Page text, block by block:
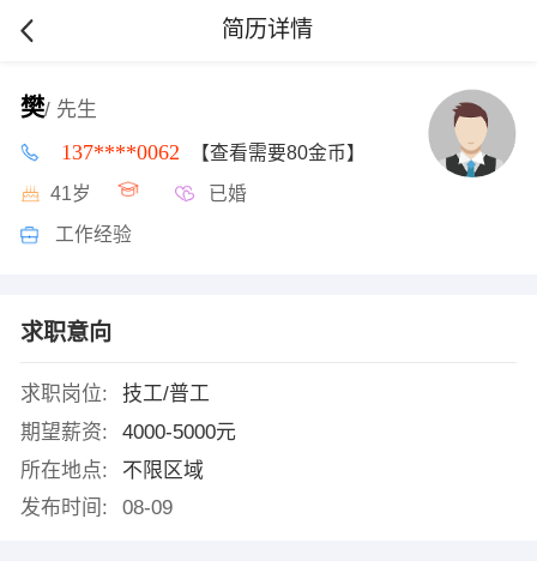
简历详情
樊/ 先生
137****0062 【查看需要80金币】
41岁 已婚
工作经验
求职意向
求职岗位:
技工/普工
期望薪资:
4000-5000元
所在地点:
不限区域
发布时间:
08-09